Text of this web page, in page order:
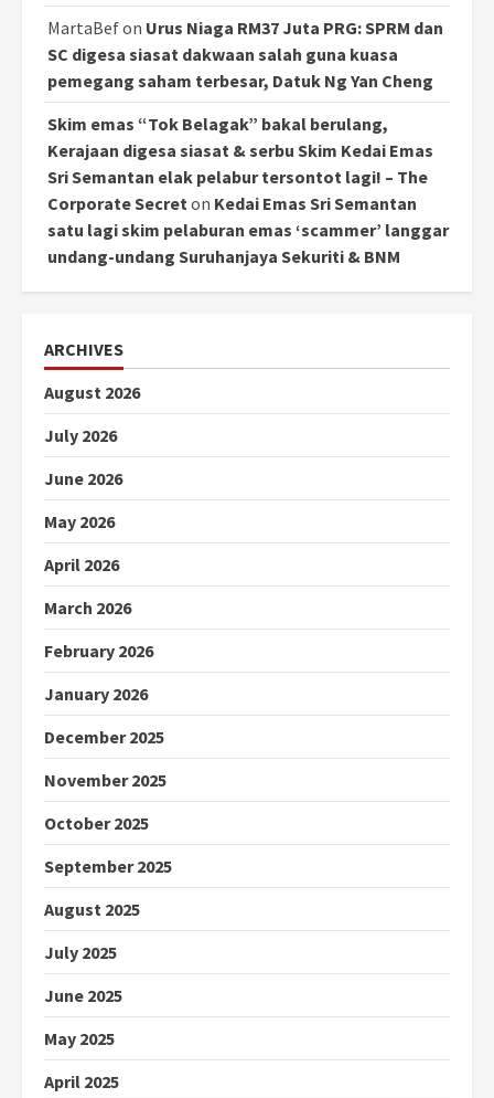
MartaBefon Urus Niaga RM37 Juta PRG: SPRM dan
SC digesa siasat dakwaan salah guna kuasa
pemegang saham terbesar, Datuk Ng Yan Cheng
Skim emas “Tok Belagak” bakal berulang,
Kerajaan digesa siasat & serbu Skim Kedai Emas
Sri Semantan elak pelabur tersontot lagi! – The
Corporate Secreton Kedai Emas Sri Semantan
satu lagi skim pelaburan emas ‘scammer’ langgar
undang-undang Suruhanjaya Sekuriti & BNM
ARCHIVES
August 2026
July 2026
June 2026
May 2026
April 2026
March 2026
February 2026
January 2026
December 2025
November 2025
October 2025
September 2025
August 2025
July 2025
June 2025
May 2025
April 2025